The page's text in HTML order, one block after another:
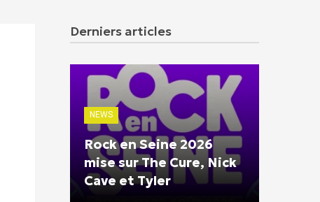
Derniers articles
NEWS
Rock en Seine 2026
mise sur The Cure, Nick
Cave et Tyler